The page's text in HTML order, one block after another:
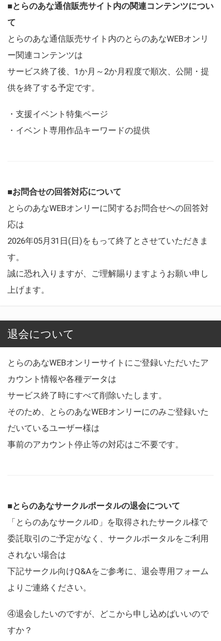
■とらのあな通信販売サイト内の関連コンテンツについ
て
とらのあな通信販売サイト内のとらのあなWEBオンリ
ー関連コンテンツは
サービス終了後、1か月～2か月程度で順次、公開・提
供を終了する予定です。
・支援イベント特集ページ
・イベント専用作品キーワードの提供
■お問合せの回答対応について
とらのあなWEBオンリーに関するお問合せへの回答対
応は
2026年05月31日(日)をもって終了とさせていただきま
す。
誠に恐れ入りますが、ご理解賜りますようお願い申し
上げます。
退会について
とらのあなWEBオンリーサイトにご登録いただいたア
カウント情報や各種データは
サービス終了時にすべて削除いたします。
そのため、とらのあなWEBオンリーにのみご登録いた
だいているユーザー様は
事前のアカウント停止等の対応はご不要です。
■とらのあなサークルポータルの退会について
「とらのあなサークルID」を取得されたサークル様で
委託取引のご予定がなく、サークルポータルをご利用
されない場合は
下記サークル向けQ&Aをご参考に、退会専用フォーム
よりご連絡ください。
④退会したいのですが、どこから申し込めばいいので
すか？